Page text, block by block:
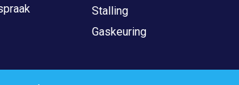
Stalling
Gaskeuring